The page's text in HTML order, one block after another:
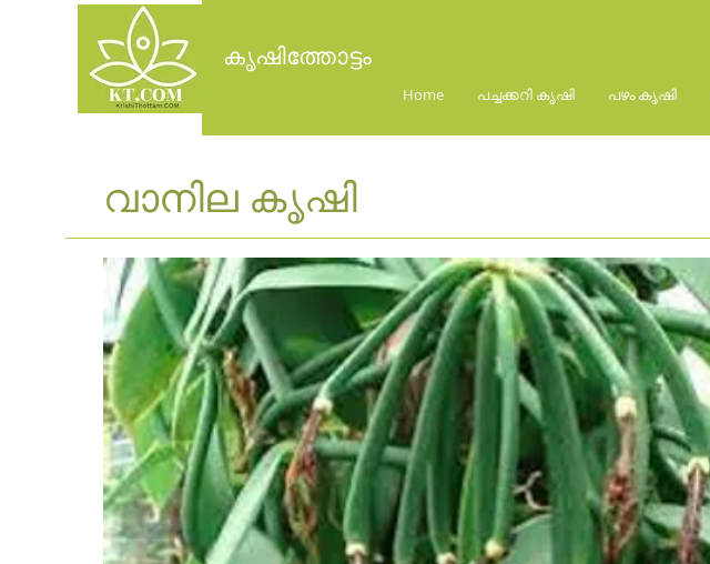
കൃഷിത്തോട്ടം
Home പച്ചക്കറി കൃഷി പഴം കൃഷി
വാനില കൃഷി